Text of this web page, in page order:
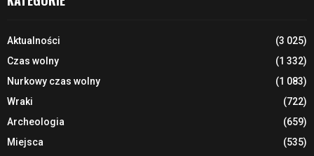
Aktualności
(3 025)
Czas wolny
(1 332)
Nurkowy czas wolny
(1 083)
Wraki
(722)
Archeologia
(659)
Miejsca
(535)